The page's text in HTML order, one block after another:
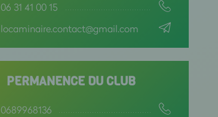
06 31 41 00 15
locaminaire.contact@gmail.com
PERMANENCE DU CLUB
0689968136